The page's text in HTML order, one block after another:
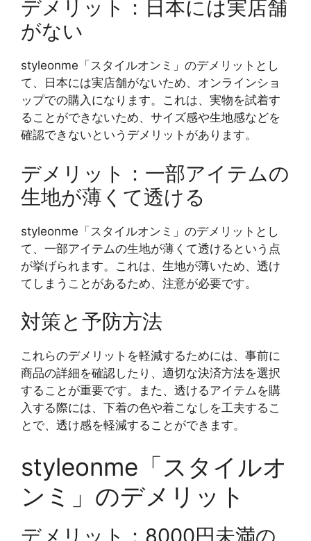
デメリット：日本には実店舗
がない
styleonme「スタイルオンミ」のデメリットとし
て、日本には実店舗がないため、オンラインショ
ップでの購入になります。これは、実物を試着す
ることができないため、サイズ感や生地感などを
確認できないというデメリットがあります。
デメリット：一部アイテムの
生地が薄くて透ける
styleonme「スタイルオンミ」のデメリットとし
て、一部アイテムの生地が薄くて透けるという点
が挙げられます。これは、生地が薄いため、透け
てしまうことがあるため、注意が必要です。
対策と予防方法
これらのデメリットを軽減するためには、事前に
商品の詳細を確認したり、適切な決済方法を選択
することが重要です。また、透けるアイテムを購
入する際には、下着の色や着こなしを工夫するこ
とで、透け感を軽減することができます。
styleonme「スタイルオ
ンミ」のデメリット
デメリット：8000円未満の